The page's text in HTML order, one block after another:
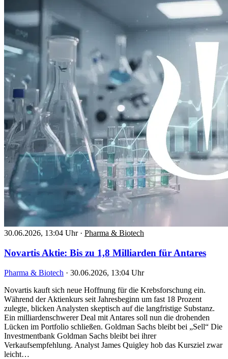
30.06.2026, 13:04 Uhr · Pharma & Biotech
Novartis Aktie: Bis zu 1,8 Milliarden für Antares
Pharma & Biotech · 30.06.2026, 13:04 Uhr
Novartis kauft sich neue Hoffnung für die Krebsforschung ein.
Während der Aktienkurs seit Jahresbeginn um fast 18 Prozent
zulegte, blicken Analysten skeptisch auf die langfristige Substanz.
Ein milliardenschwerer Deal mit Antares soll nun die drohenden
Lücken im Portfolio schließen. Goldman Sachs bleibt bei „Sell“ Die
Investmentbank Goldman Sachs bleibt bei ihrer
Verkaufsempfehlung. Analyst James Quigley hob das Kursziel zwar
leicht…